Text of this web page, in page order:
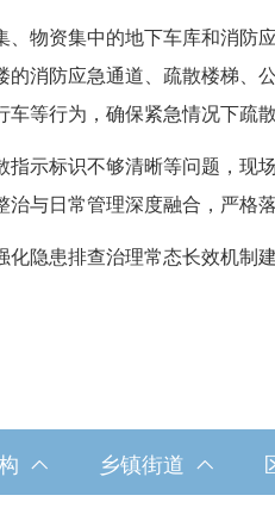
资集中的地下车库和消防
消防应急通道、疏散楼梯
等行为，确保紧急情况下疏
标识不够清晰等问题，现
与日常管理深度融合，严格
患排查治理常态长效机制
乡镇街道